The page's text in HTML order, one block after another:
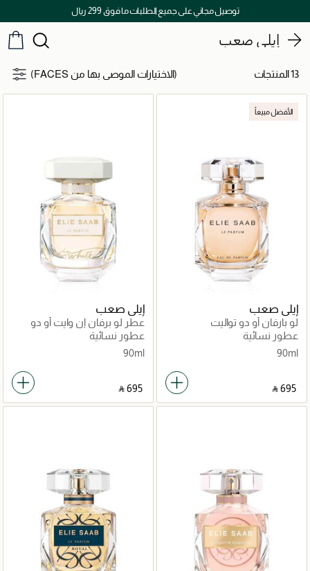
توصيل مجاني على جميع الطلبات ما فوق 299 ريال
إيلي صعب
13 المنتجات (الاختيارات الموصى بها من FACES)
الأفضل مبيعاً
إيلي صعب
لو بارفان أو دو تواليت
عطور نسائية
90ml
‎ ⃁ ⁦695⁩ ‎
إيلي صعب
عطر لو برفان إن وايت أو دو
برفان
عطور نسائية
90ml
‎ ⃁ ⁦695⁩ ‎